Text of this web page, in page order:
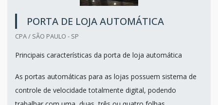
PORTA DE LOJA AUTOMÁTICA
CPA / SÃO PAULO - SP
Principais características da porta de loja automática
As portas automáticas para as lojas possuem sistema de
controle de velocidade totalmente digital, podendo